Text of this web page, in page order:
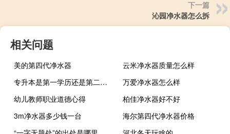
下一篇
沁园净水器怎么拆
相关问题
美的第四代净水器
云米净水器质量怎么样
专升本是第一学历还是第二学历啊（专升本是第一学历还是第二学历）
万爱净水器怎么样
幼儿教师职业道德心得
柏佳净水器好不好
3m净水器多少钱一台
海尔第四代净水器价格